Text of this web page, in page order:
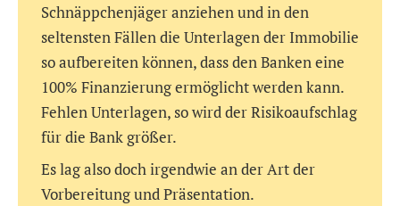
Schnäppchenjäger anziehen und in den
seltensten Fällen die Unterlagen der Immobilie
so aufbereiten können, dass den Banken eine
100% Finanzierung ermöglicht werden kann.
Fehlen Unterlagen, so wird der Risikoaufschlag
für die Bank größer.
Es lag also doch irgendwie an der Art der
Vorbereitung und Präsentation.